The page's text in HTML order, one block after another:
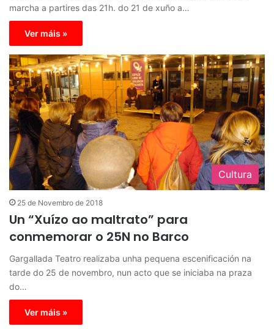
marcha a partires das 21h. do 21 de xuño a…
Ver máis »
Cultura
25 de Novembro de 2018
Un “Xuízo ao maltrato” para
conmemorar o 25N no Barco
Gargallada Teatro realizaba unha pequena escenificación na
tarde do 25 de novembro, nun acto que se iniciaba na praza
do…
Ver máis »